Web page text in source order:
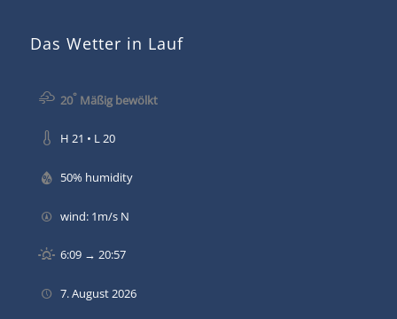
Das Wetter in Lauf
20°Mäßig bewölkt
H 21 • L 20
50% humidity
wind: 1m/s N
6:09 → 20:57
7. August 2026